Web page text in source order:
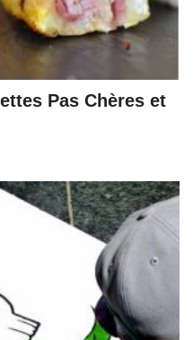
Pas Chères et